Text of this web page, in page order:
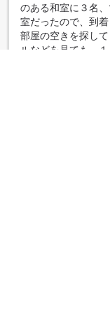
のある和室に３名
室だったので、到
部屋の空きを探し
ルなどを見ても、